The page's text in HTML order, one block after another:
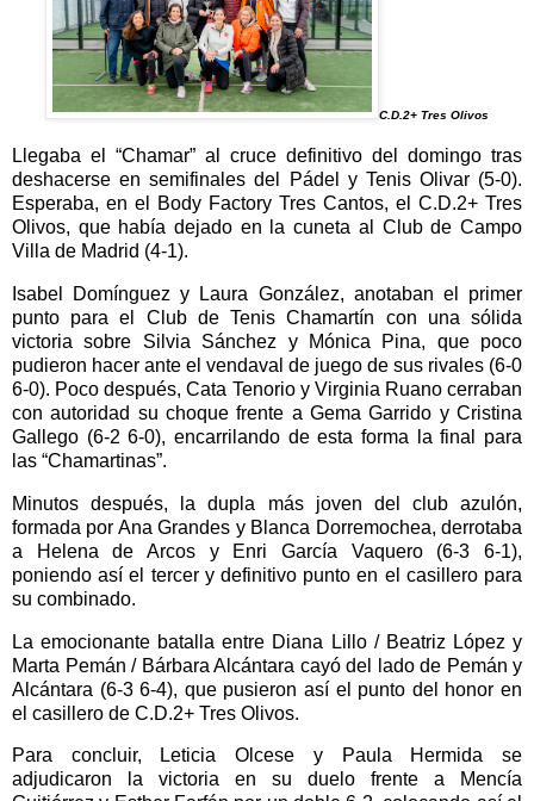
C.D.2+ Tres Olivos
Llegaba el “Chamar” al cruce definitivo del domingo tras
deshacerse en semifinales del Pádel y Tenis Olivar (5-0).
Esperaba, en el Body Factory Tres Cantos, el C.D.2+ Tres
Olivos, que había dejado en la cuneta al Club de Campo
Villa de Madrid (4-1).
Isabel Domínguez y Laura González, anotaban el primer
punto para el Club de Tenis Chamartín con una sólida
victoria sobre Silvia Sánchez y Mónica Pina, que poco
pudieron hacer ante el vendaval de juego de sus rivales (6-0
6-0). Poco después, Cata Tenorio y Virginia Ruano cerraban
con autoridad su choque frente a Gema Garrido y Cristina
Gallego (6-2 6-0), encarrilando de esta forma la final para
las “Chamartinas”.
Minutos después, la dupla más joven del club azulón,
formada por Ana Grandes y Blanca Dorremochea, derrotaba
a Helena de Arcos y Enri García Vaquero (6-3 6-1),
poniendo así el tercer y definitivo punto en el casillero para
su combinado.
La emocionante batalla entre Diana Lillo / Beatriz López y
Marta Pemán / Bárbara Alcántara cayó del lado de Pemán y
Alcántara (6-3 6-4), que pusieron así el punto del honor en
el casillero de C.D.2+ Tres Olivos.
Para concluir, Leticia Olcese y Paula Hermida se
adjudicaron la victoria en su duelo frente a Mencía